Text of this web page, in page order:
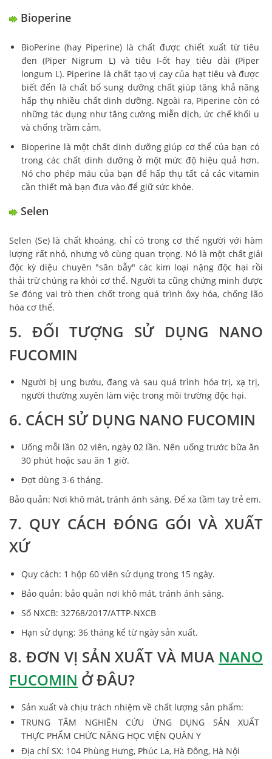
Bioperine
BioPerine (hay Piperine) là chất được chiết xuất từ tiêu
đen (Piper Nigrum L) và tiêu I-ốt hay tiêu dài (Piper
longum L). Piperine là chất tạo vị cay của hạt tiêu và được
biết đến là chất bổ sung dưỡng chất giúp tăng khả năng
hấp thụ nhiều chất dinh dưỡng. Ngoài ra, Piperine còn có
những tác dụng như tăng cường miễn dịch, ức chế khối u
và chống trầm cảm.
Bioperine là một chất dinh dưỡng giúp cơ thể của bạn có
trong các chất dinh dưỡng ở một mức độ hiệu quả hơn.
Nó cho phép máu của bạn để hấp thụ tất cả các vitamin
cần thiết mà bạn đưa vào để giữ sức khỏe.
Selen
Selen (Se) là chất khoáng, chỉ có trong cơ thể người với hàm
lượng rất nhỏ, nhưng vô cùng quan trọng. Nó là một chất giải
độc kỳ diệu chuyên "săn bẫy" các kim loại nặng độc hại rồi
thải trừ chúng ra khỏi cơ thể. Người ta cũng chứng minh được
Se đóng vai trò then chốt trong quá trình ôxy hóa, chống lão
hóa cơ thể.
5. ĐỐI TƯỢNG SỬ DỤNG NANO
FUCOMIN
Người bị ung bướu, đang và sau quá trình hóa trị, xạ trị,
người thường xuyên làm việc trong môi trường độc hại.
6. CÁCH SỬ DỤNG NANO FUCOMIN
Uống mỗi lần 02 viên, ngày 02 lần. Nên uống trước bữa ăn
30 phút hoặc sau ăn 1 giờ.
Đợt dùng 3-6 tháng.
Bảo quản: Nơi khô mát, tránh ánh sáng. Để xa tầm tay trẻ em.
7. QUY CÁCH ĐÓNG GÓI VÀ XUẤT
XỨ
Quy cách: 1 hộp 60 viên sử dụng trong 15 ngày.
Bảo quản: bảo quản nơi khô mát, tránh ánh sáng.
Số NXCB: 32768/2017/ATTP-NXCB
Hạn sử dụng: 36 tháng kể từ ngày sản xuất.
8. ĐƠN VỊ SẢN XUẤT VÀ MUA NANO
FUCOMIN Ở ĐÂU?
Sản xuất và chịu trách nhiệm về chất lượng sản phẩm:
TRUNG TÂM NGHIÊN CỨU ỨNG DỤNG SẢN XUẤT
THỰC PHẨM CHỨC NĂNG HỌC VIỆN QUÂN Y
Địa chỉ SX: 104 Phùng Hưng, Phúc La, Hà Đông, Hà Nội